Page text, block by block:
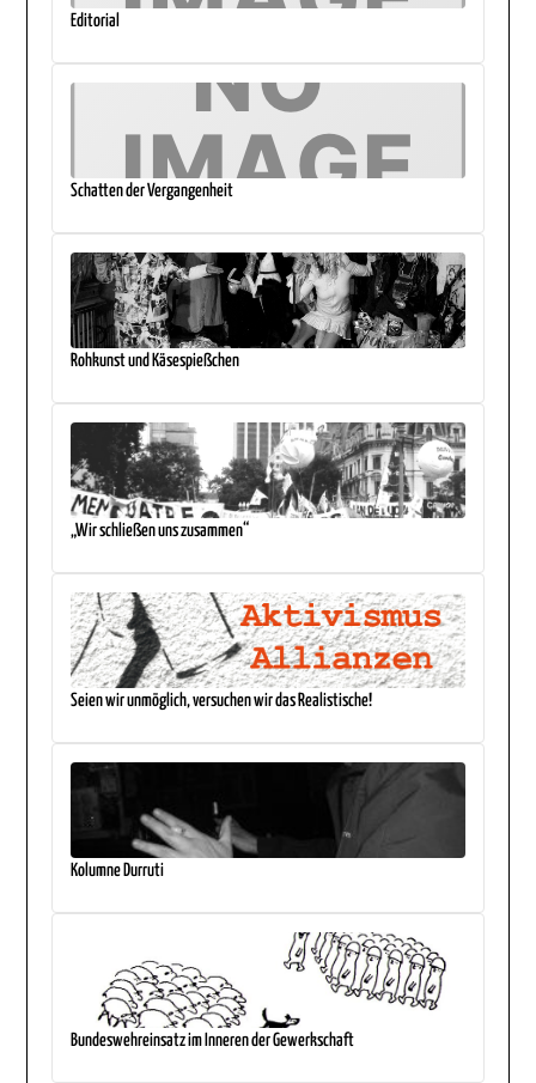
Editorial
Schatten der Vergangenheit
Rohkunst und Käsespießchen
„Wir schließen uns zusammen“
Seien wir unmöglich, versuchen wir das Realistische!
Kolumne Durruti
Bundeswehreinsatz im Inneren der Gewerkschaft